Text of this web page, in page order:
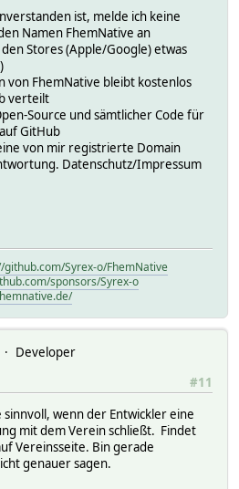
ist, melde ich keine
Namen FhemNative an
Stores (Apple/Google) etwas
von FhemNative bleibt kostenlos
verteilt
Source und sämtlicher Code für
GitHub
von mir registrierte Domain
Datenschutz/Impressum
github.com/Syrex-o/FhemNative
sponsors/Syrex-o
Developer
#11
wenn der Entwickler eine
mit dem Verein schließt. Findet
Vereinsseite. Bin gerade
genauer sagen.